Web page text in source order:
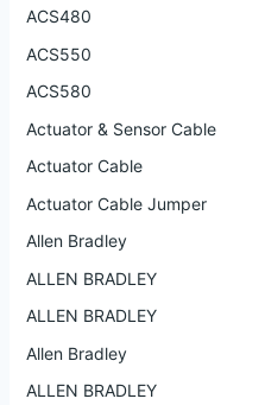
ACS480
ACS550
ACS580
Actuator & Sensor Cable
Actuator Cable
Actuator Cable Jumper
Allen Bradley
ALLEN BRADLEY
ALLEN BRADLEY
Allen Bradley
ALLEN BRADLEY